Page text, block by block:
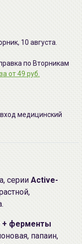
10 августа.
по Вторникам
от 49 руб.
медицинский
серии Active-
+ ферменты
папаин,